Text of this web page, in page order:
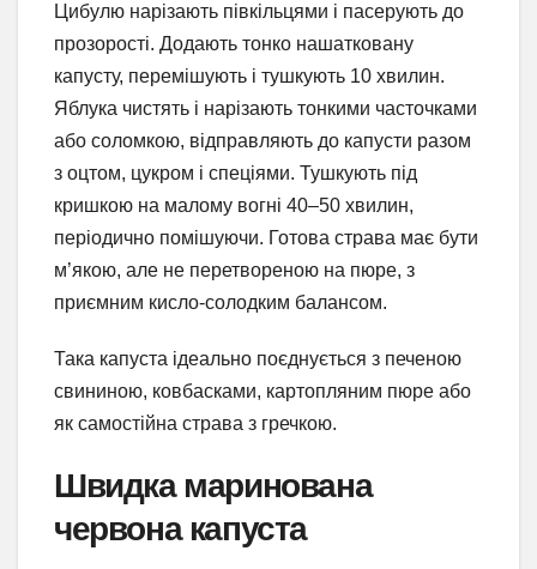
Цибулю нарізають півкільцями і пасерують до
прозорості. Додають тонко нашатковану
капусту, перемішують і тушкують 10 хвилин.
Яблука чистять і нарізають тонкими часточками
або соломкою, відправляють до капусти разом
з оцтом, цукром і спеціями. Тушкують під
кришкою на малому вогні 40–50 хвилин,
періодично помішуючи. Готова страва має бути
м’якою, але не перетвореною на пюре, з
приємним кисло-солодким балансом.
Така капуста ідеально поєднується з печеною
свининою, ковбасками, картопляним пюре або
як самостійна страва з гречкою.
Швидка маринована
червона капуста